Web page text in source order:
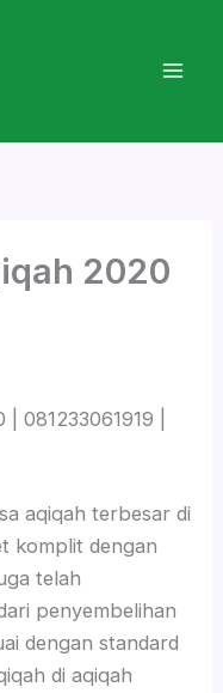
2020
081233061919 |
aqiqah terbesar di
komplit dengan
telah
penyembelihan
dengan standard
di aqiqah